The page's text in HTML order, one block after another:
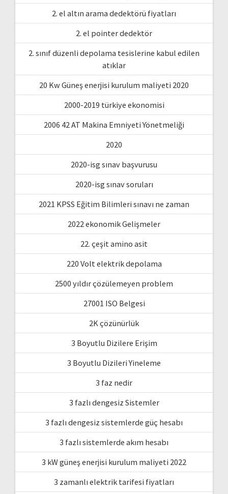
2. el altın arama dedektörü fiyatları
2. el pointer dedektör
2. sınıf düzenli depolama tesislerine kabul edilen
atıklar
20 Kw Güneş enerjisi kurulum maliyeti 2020
2000-2019 türkiye ekonomisi
2006 42 AT Makina Emniyeti Yönetmeliği
2020
2020-isg sınav başvurusu
2020-isg sınav soruları
2021 KPSS Eğitim Bilimleri sınavı ne zaman
2022 ekonomik Gelişmeler
22. çeşit amino asit
220 Volt elektrik depolama
2500 yıldır çözülemeyen problem
27001 ISO Belgesi
2K çözünürlük
3 Boyutlu Dizilere Erişim
3 Boyutlu Dizileri Yineleme
3 faz nedir
3 fazlı dengesiz Sistemler
3 fazlı dengesiz sistemlerde güç hesabı
3 fazlı sistemlerde akım hesabı
3 kW güneş enerjisi kurulum maliyeti 2022
3 zamanlı elektrik tarifesi fiyatları